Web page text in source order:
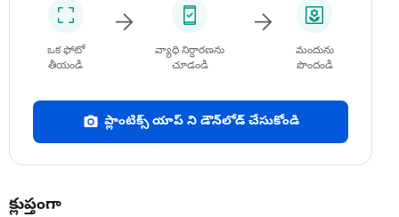
ఒక ఫోటో
తీయండి
వ్యాధి నిర్ధారణను
చూడండి
మందును
పొందండి
ప్లాంటిక్స్ యాప్ ని డౌన్‌లోడ్ చేసుకోండి
క్లుప్తంగా